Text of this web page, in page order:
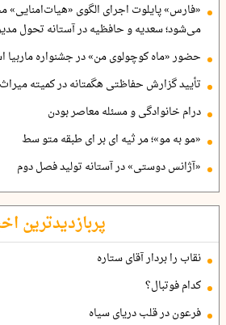
«فارس» پایلوت اجرای الگوی
می‌شود؛ سعدیه و حافظیه در آستانه تحول
حضور «ماه کوچولوی من» در جشنواره ماربیا
تأیید گزارش حفاظتی هگمتانه در کمیته
درام خانوادگی و مسئله معاصر بودن
«مو به مو»؛ مر ثیه ای بر ای طبقه متو سط
«آژانس دوستی» در آستانه تولید فصل دوم
پربازدیدترین
نقاب را بردار آقای ستاره
کدام فوتبال؟
فرعون در قلب دریای سیاه